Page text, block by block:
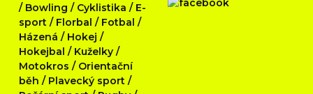
/ Bowling / Cyklistika / E-
sport / Florbal / Fotbal /
Házená / Hokej /
Hokejbal / Kuželky /
Motokros / Orientační
běh / Plavecký sport /